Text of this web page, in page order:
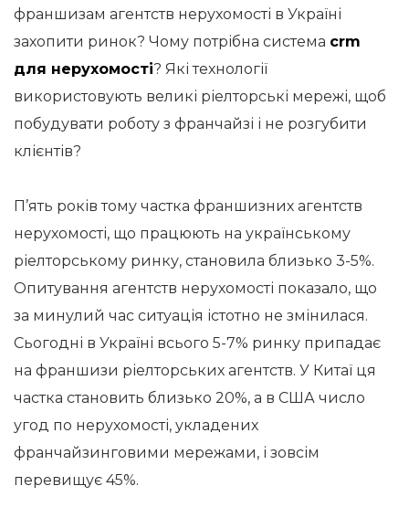
франшизам агентств нерухомості в Україні
захопити ринок? Чому потрібна система crm
для нерухомості? Які технології
використовують великі ріелторські мережі, щоб
побудувати роботу з франчайзі і не розгубити
клієнтів?
П’ять років тому частка франшизних агентств
нерухомості, що працюють на українському
ріелторському ринку, становила близько 3-5%.
Опитування агентств нерухомості показало, що
за минулий час ситуація істотно не змінилася.
Сьогодні в Україні всього 5-7% ринку припадає
на франшизи ріелторських агентств. У Китаї ця
частка становить близько 20%, а в США число
угод по нерухомості, укладених
франчайзинговими мережами, і зовсім
перевищує 45%.